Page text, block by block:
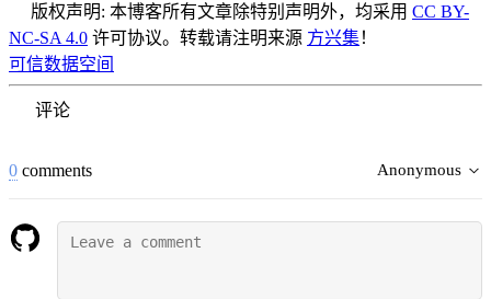
版权声明: 本博客所有文章除特别声明外，均采用 CC BY-
NC-SA 4.0 许可协议。转载请注明来源 方兴集！
可信数据空间
评论
0 comments Anonymous